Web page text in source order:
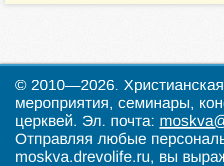
© 2010—2026.
мероприятия, семинары,
церквей. Эл. почта:
Отправляя любые
moskva.drevolife.ru, вы